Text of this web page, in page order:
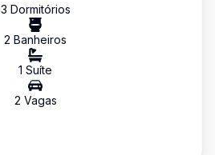
3 Dormitórios
2 Banheiros
1 Suíte
2 Vagas